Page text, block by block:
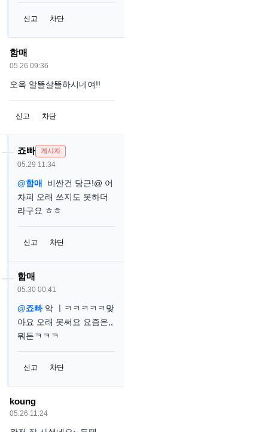
신고 차단
함매
05.26 09:36
오옥 알뜰살뜰하시네여!!
신고 차단
죠빠 게시자
05.29 11:34
@함매
비싼건 당근!@ 어
차피 오래 쓰지도 못하더
라구요 ㅎㅎ
신고 차단
함매
05.30 00:41
@죠빠악 ㅣㅋㅋㅋㅋㅋ맞
아요 오래 못써요 요즘은,,
뭐든ㅋㅋㅋ
신고 차단
koung
05.26 11:24